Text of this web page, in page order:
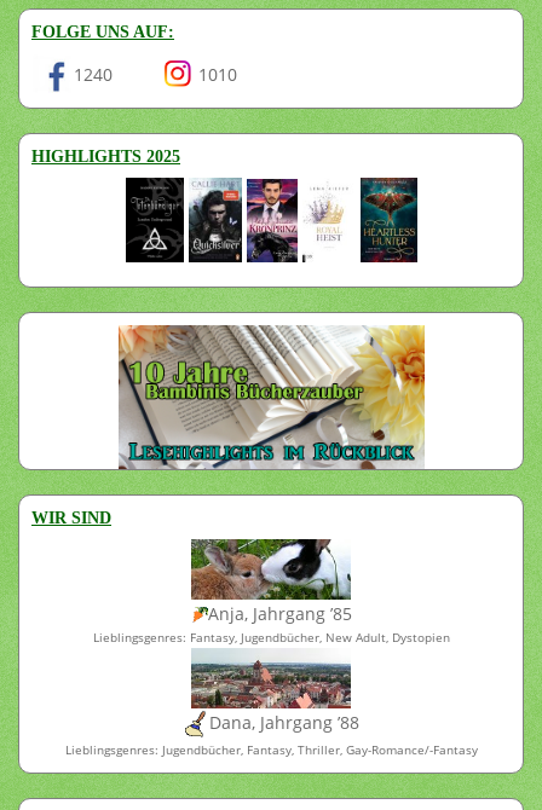
FOLGE UNS AUF:
1240 1010
HIGHLIGHTS 2025
WIR SIND
Anja, Jahrgang ’85
Lieblingsgenres: Fantasy, Jugendbücher, New Adult, Dystopien
Dana, Jahrgang ’88
Lieblingsgenres: Jugendbücher, Fantasy, Thriller, Gay-Romance/-Fantasy